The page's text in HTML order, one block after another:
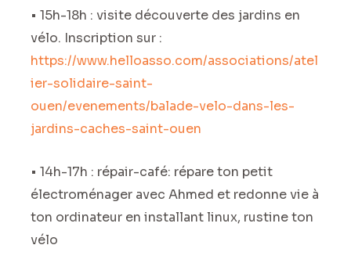
• 15h-18h : visite découverte des jardins en
vélo. Inscription sur :
https://www.helloasso.com/associations/atel
ier-solidaire-saint-
ouen/evenements/balade-velo-dans-les-
jardins-caches-saint-ouen
• 14h-17h : répair-café: répare ton petit
électroménager avec Ahmed et redonne vie à
ton ordinateur en installant linux, rustine ton
vélo